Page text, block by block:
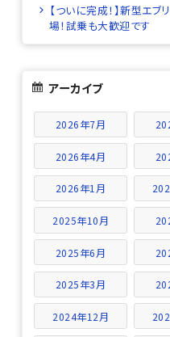
【ついに完成！】新型エブ
場！試乗も大歓迎です
アーカイブ
2026年7月
2026年4月
2026年1月
2025年10月
2025年6月
2025年3月
2024年12月